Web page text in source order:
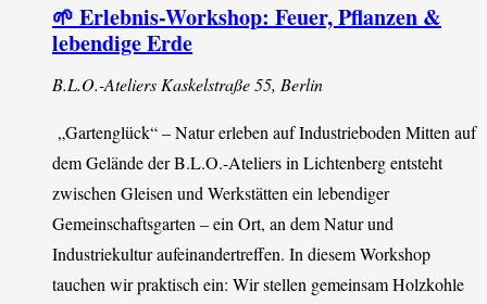
🌱 Erlebnis-Workshop: Feuer, Pflanzen &
lebendige Erde
B.L.O.-Ateliers Kaskelstraße 55, Berlin
„Gartenglück“ – Natur erleben auf Industrieboden Mitten auf
dem Gelände der B.L.O.-Ateliers in Lichtenberg entsteht
zwischen Gleisen und Werkstätten ein lebendiger
Gemeinschaftsgarten – ein Ort, an dem Natur und
Industriekultur aufeinandertreffen. In diesem Workshop
tauchen wir praktisch ein: Wir stellen gemeinsam Holzkohle